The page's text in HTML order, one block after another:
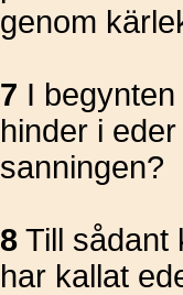
genom
7 I
hinder i
sanningen?
8 Till sådant
har kallat